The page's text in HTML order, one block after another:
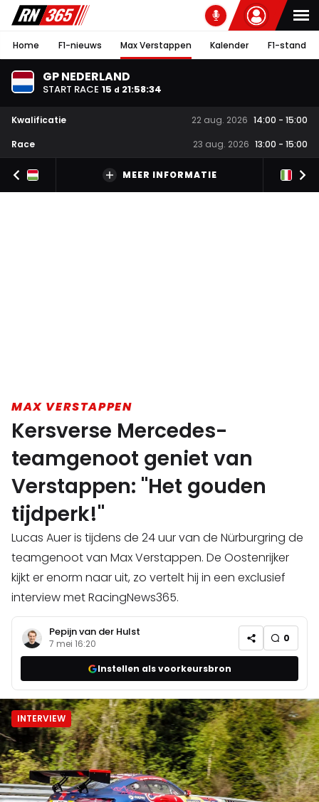
Home F1-nieuws Max Verstappen Kalender F1-stand
GP NEDERLAND
START RACE 15 d 21:58:34
Kwalificatie 22 aug. 2026 14:00 - 15:00
Race
23 aug. 2026 13:00 - 15:00
MEER INFORMATIE
MAX VERSTAPPEN
Kersverse Mercedes-
teamgenoot geniet van
Verstappen: "Het gouden
tijdperk!"
Lucas Auer is tijdens de 24 uur van de Nürburgring de
teamgenoot van Max Verstappen. De Oostenrijker
kijkt er enorm naar uit, zo vertelt hij in een exclusief
interview met RacingNews365.
Pepijn van der Hulst
7 mei 16:20 0
Instellen als voorkeursbron
INTERVIEW